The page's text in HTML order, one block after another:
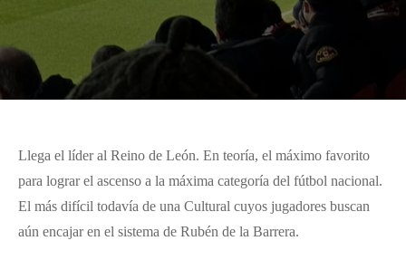
Llega el líder al Reino de León. En teoría, el máximo favorito
para lograr el ascenso a la máxima categoría del fútbol nacional.
El más difícil todavía de una Cultural cuyos jugadores buscan
aún encajar en el sistema de Rubén de la Barrera.